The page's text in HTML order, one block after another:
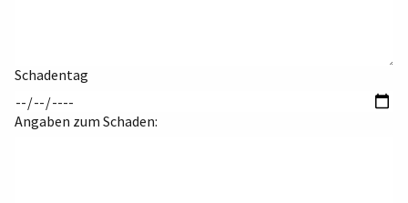
Schadentag
Angaben zum Schaden: